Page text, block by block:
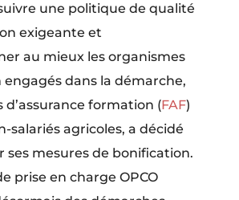
une politique de qualité
exigeante et
au mieux les organismes
dans la démarche,
d’assurance formation (FAF)
salariés agricoles, a décidé
ses mesures de bonification.
prise en charge OPCO